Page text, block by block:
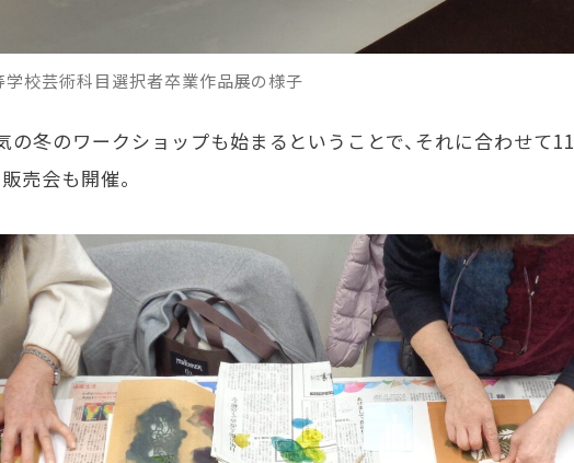
校芸術科目選択者卒業作品展の様子
の冬のワークショップも始まるということで、それに合わせて11
売会も開催。